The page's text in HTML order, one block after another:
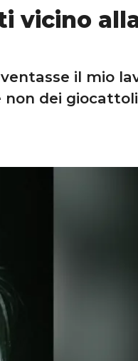
vicino
il mio
dei